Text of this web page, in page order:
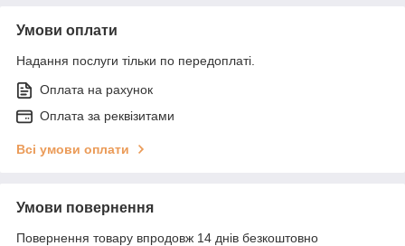
Умови оплати
Надання послуги тільки по передоплаті.
Оплата на рахунок
Оплата за реквізитами
Всі умови оплати
Умови повернення
Повернення товару впродовж 14 днів безкоштовно